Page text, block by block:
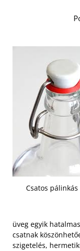
Csatos pálinkás
üveg egyik
csatnak
szigetelés,